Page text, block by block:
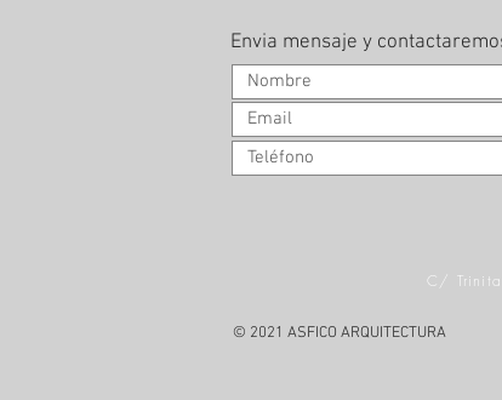
Envia mensaje y
C/
© 2021 ASFICO ARQUITECTURA